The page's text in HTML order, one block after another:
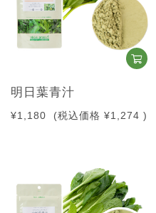
明日葉青汁
¥1,180 (税込価格 ¥1,274 )